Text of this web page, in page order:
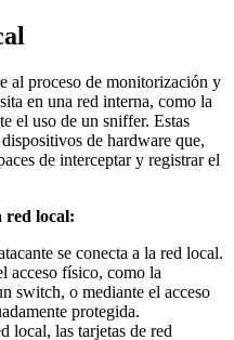
al proceso de monitorización y
en una red interna, como la
el uso de un sniffer. Estas
de hardware que,
de interceptar y registrar el
red local:
se conecta a la red local.
acceso físico, como la
switch, o mediante el acceso
protegida.
local, las tarjetas de red